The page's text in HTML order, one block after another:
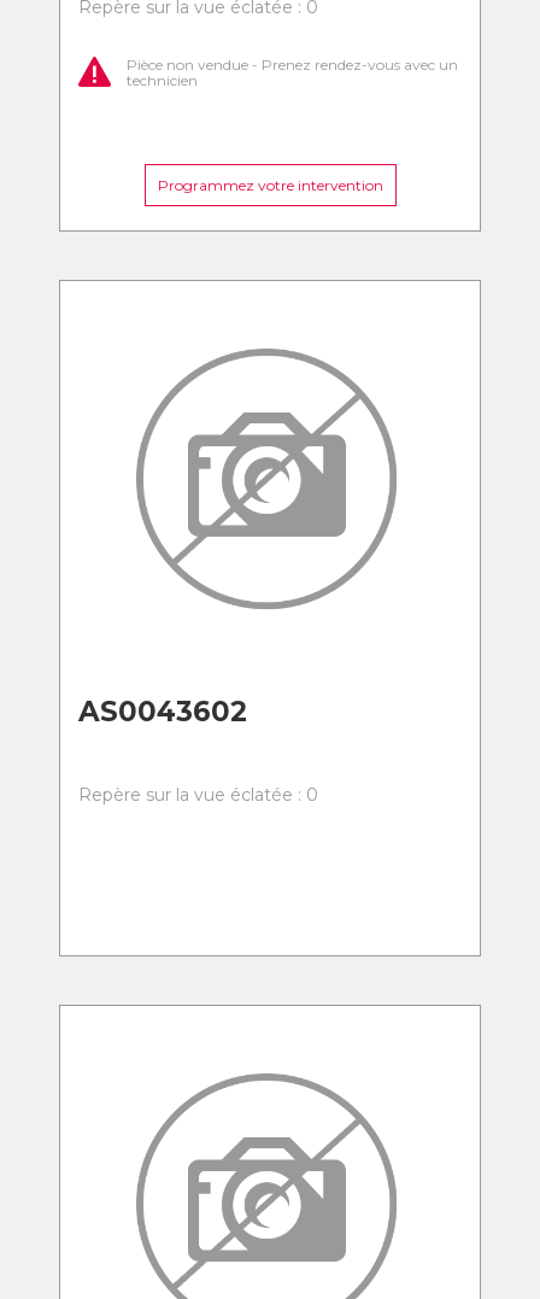
Repère sur la vue éclatée : 0
Pièce non vendue - Prenez rendez-vous avec un
technicien
Programmez votre intervention
AS0043602
Repère sur la vue éclatée : 0